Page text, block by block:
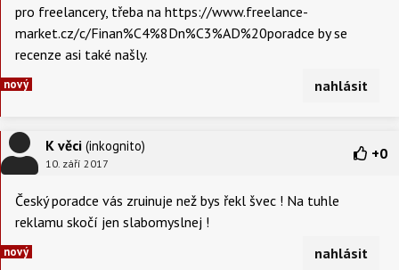
pro freelancery, třeba na https://www.freelance-
market.cz/c/Finan%C4%8Dn%C3%AD%20poradce by se
recenze asi také našly.
nový nahlásit
K věci (inkognito)
10. září 2017
+0
Český poradce vás zruinuje než bys řekl švec ! Na tuhle
reklamu skočí jen slabomyslnej !
nový nahlásit